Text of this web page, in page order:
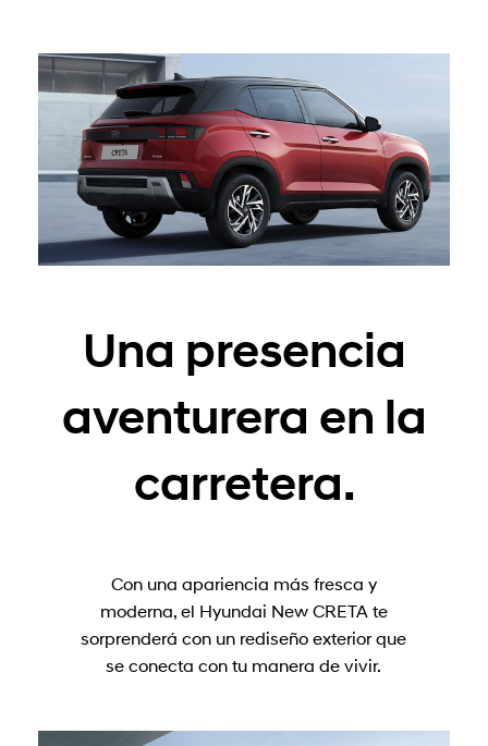
Una presencia
aventurera en la
carretera.
Con una apariencia más fresca y
moderna, el Hyundai New CRETA te
sorprenderá con un rediseño exterior que
se conecta con tu manera de vivir.